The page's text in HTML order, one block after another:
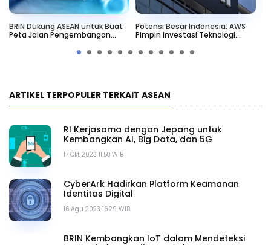
BRIN Dukung ASEAN untuk Buat
Peta Jalan Pengembangan
Potensi Besar Indonesia: AWS
Pimpin Investasi Teknologi
ARTIKEL TERPOPULER TERKAIT ASEAN
17 Okt 2023 11.58 WIB
RI Kerjasama dengan Jepang untuk
Kembangkan AI, Big Data, dan 5G
16 Agu 2023 16.29 WIB
CyberArk Hadirkan Platform Keamanan
Identitas Digital
BRIN Kembangkan IoT dalam Mendeteksi